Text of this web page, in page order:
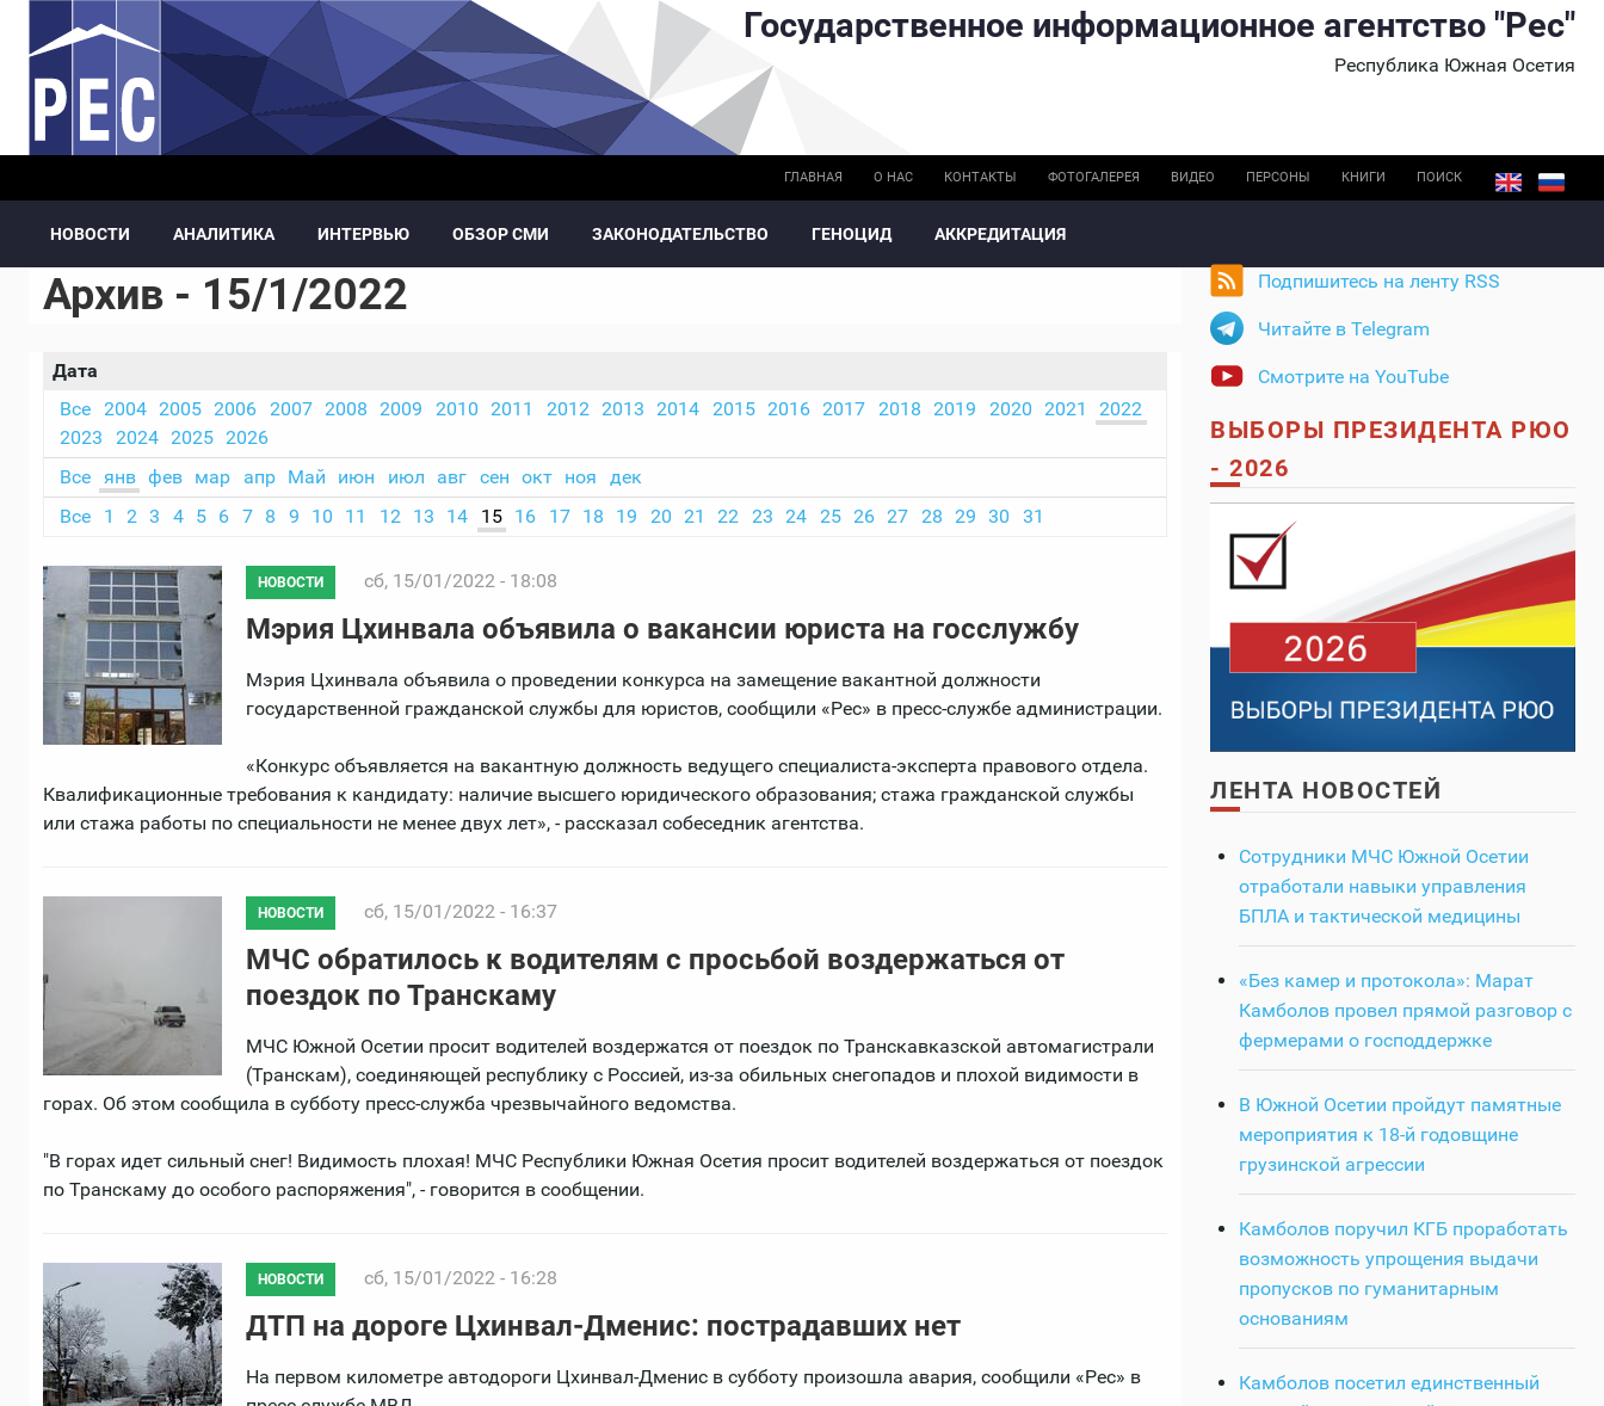
Перейти к основному содержанию Государственное информационное агентство "Рес"
Республика Южная Осетия
ГЛАВНАЯ О НАС КОНТАКТЫ ФОТОГАЛЕРЕЯ ВИДЕО ПЕРСОНЫ КНИГИ ПОИСК
НОВОСТИ АНАЛИТИКА ИНТЕРВЬЮ ОБЗОР СМИ ЗАКОНОДАТЕЛЬСТВО ГЕНОЦИД АККРЕДИТАЦИЯ
Архив - 15/1/2022
Дата
Все
2004 2005 2006 2007 2008 2009 2010 2011 2012 2013 2014 2015 2016 2017 2018 2019 2020 2021
2022
2023
2024 2025 2026
Все янв фев мар апр Май июн июл авг сен окт ноя
дек
Все
1 2 3 4 5 6 7 8 9 10 11 12 13 14 15 16 17 18 19 20 21 22 23 24 25 26 27 28 29 30 31
НОВОСТИ сб, 15/01/2022 - 18:08
Мэрия Цхинвала объявила о вакансии юриста на госслужбу
Мэрия Цхинвала объявила о проведении конкурса на замещение вакантной должности
государственной гражданской службы для юристов, сообщили «Рес» в пресс-службе администрации.
«Конкурс объявляется на вакантную должность ведущего специалиста-эксперта правового отдела.
Квалификационные требования к кандидату: наличие высшего юридического образования; стажа гражданской службы
или стажа работы по специальности не менее двух лет», - рассказал собеседник агентства.
НОВОСТИ сб, 15/01/2022 - 16:37
МЧС обратилось к водителям с просьбой воздержаться от
поездок по Транскаму
МЧС Южной Осетии просит водителей воздержатся от поездок по Транскавказской автомагистрали
(Транскам), соединяющей республику с Россией, из-за обильных снегопадов и плохой видимости в
горах. Об этом сообщила в субботу пресс-служба чрезвычайного ведомства.
"В горах идет сильный снег! Видимость плохая! МЧС Республики Южная Осетия просит водителей воздержаться от поездок
по Транскаму до особого распоряжения", - говорится в сообщении.
НОВОСТИ сб, 15/01/2022 - 16:28
ДТП на дороге Цхинвал-Дменис: пострадавших нет
На первом километре автодороги Цхинвал-Дменис в субботу произошла авария, сообщили «Рес» в
Подпишитесь на ленту RSS
Читайте в Telegram
Смотрите на YouTube
ВЫБОРЫ ПРЕЗИДЕНТА РЮО
- 2026
ЛЕНТА НОВОСТЕЙ
Сотрудники МЧС Южной Осетии
отработали навыки управления
БПЛА и тактической медицины
«Без камер и протокола»: Марат
Камболов провел прямой разговор с
фермерами о господдержке
В Южной Осетии пройдут памятные
мероприятия к 18-й годовщине
грузинской агрессии
Камболов поручил КГБ проработать
возможность упрощения выдачи
пропусков по гуманитарным
основаниям
Камболов посетил единственный